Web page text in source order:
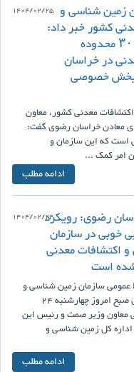
زمین شناسی و
کشور خبر داد:
سال آینده ۳۰۰ محدوده
در خراسان
بخش خصوصی
معدنی کشور، معاون
معادن خراسان رضوی گفت:
است که این سازمان و
امر کمک ...
ادامه مطلب
1404/02/25
رضوی: رویکرد
خوبی در سازمان
اکتشافات معدنی
است
عمومی سازمان زمین شناسی و
اکتشافات معدنی کشور، استاندار خراسان رضوی صبح امروز چهارشنبه 24
معاون وزیر صمت و رئیس این
کل زمین شناسی و
ادامه مطلب
1404/02/24